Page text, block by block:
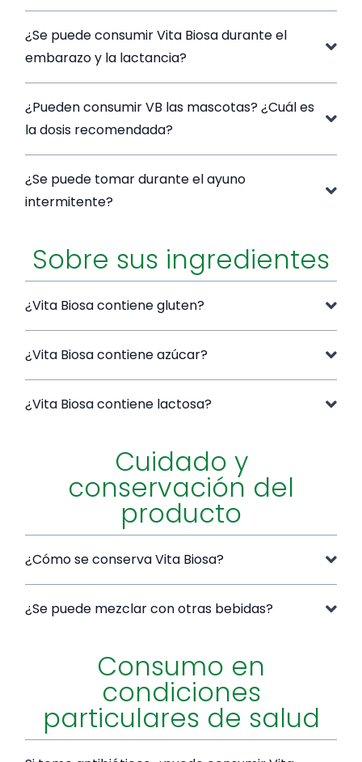
¿Se puede consumir Vita Biosa durante el
embarazo y la lactancia?
¿Pueden consumir VB las mascotas? ¿Cuál es
la dosis recomendada?
¿Se puede tomar durante el ayuno
intermitente?
Sobre sus ingredientes
¿Vita Biosa contiene gluten?
¿Vita Biosa contiene azúcar?
¿Vita Biosa contiene lactosa?
Cuidado y
conservación del
producto
¿Cómo se conserva Vita Biosa?
¿Se puede mezclar con otras bebidas?
Consumo en
condiciones
particulares de salud